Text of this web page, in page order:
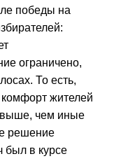
победы на
ограничено,
То есть,
жителей
выше, чем иные
решение
был в курсе